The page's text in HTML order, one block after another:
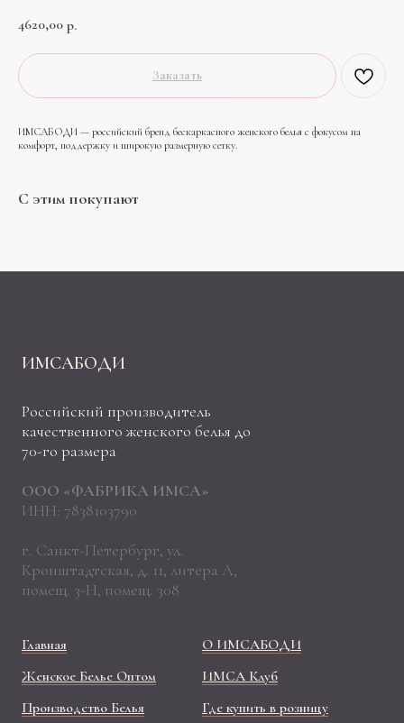
4620,00 р.
Заказать
ИМСАБОДИ — российский бренд бескаркасного женского белья с фокусом на
комфорт, поддержку и широкую размерную сетку.
С этим покупают
ИМСАБОДИ
Российский производитель
качественного женского белья до
70-го размера
ООО «ФАБРИКА ИМСА»
ИНН: 7838103790
г. Санкт-Петербург, ул.
Кронштадтская, д. 11, литера А,
помещ. 3-Н, помещ. 308
Главная
Женское Белье Оптом
Производство Белья
О ИМСАБОДИ
ИМСА Клуб
Где купить в розницу